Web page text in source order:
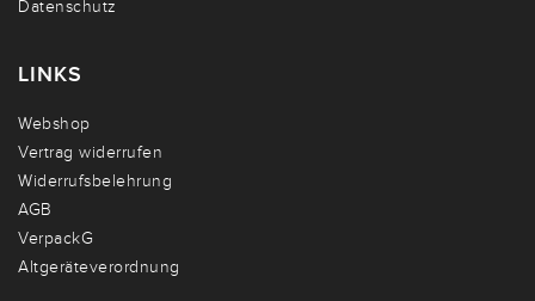
Datenschutz
LINKS
Webshop
Vertrag widerrufen
Widerrufsbelehrung
AGB
VerpackG
Altgeräteverordnung